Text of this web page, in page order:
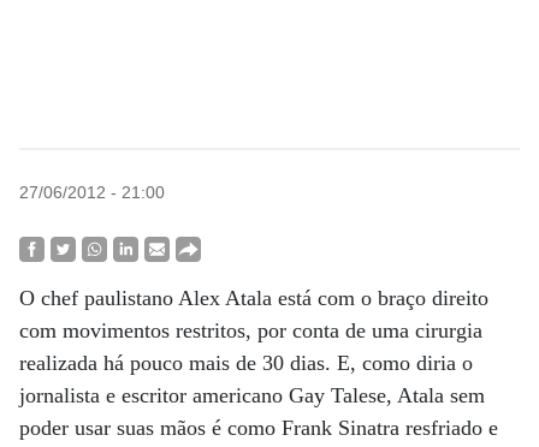
27/06/2012 - 21:00
O chef paulistano Alex Atala está com o braço direito
com movimentos restritos, por conta de uma cirurgia
realizada há pouco mais de 30 dias. E, como diria o
jornalista e escritor americano Gay Talese, Atala sem
poder usar suas mãos é como Frank Sinatra resfriado e